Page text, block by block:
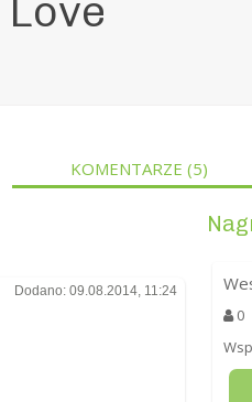
KOMENTARZE (5)
Dodano: 09.08.2014, 11:24
0